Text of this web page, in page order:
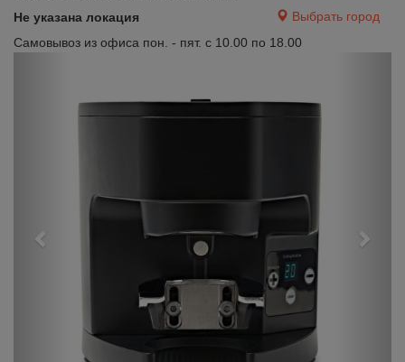
Не указана локация
Выбрать город
Самовывоз из офиса пон. - пят. с 10.00 по 18.00